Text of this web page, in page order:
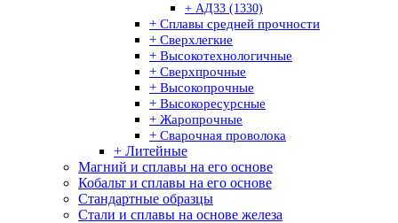
+ АД33 (1330)
+ Сплавы средней прочности
+ Сверхлегкие
+ Высокотехнологичные
+ Сверхпрочные
+ Высокопрочные
+ Высокоресурсные
+ Жаропрочные
+ Сварочная проволока
+ Литейные
Магний и сплавы на его основе
Кобальт и сплавы на его основе
Стандартные образцы
Стали и сплавы на основе железа